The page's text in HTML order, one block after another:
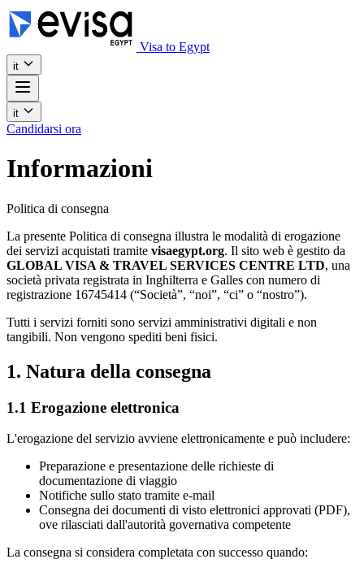
Visa to Egypt
it
it
Candidarsi ora
Informazioni
Politica di consegna
La presente Politica di consegna illustra le modalità di erogazione
dei servizi acquistati tramite visaegypt.org. Il sito web è gestito da
GLOBAL VISA & TRAVEL SERVICES CENTRE LTD, una
società privata registrata in Inghilterra e Galles con numero di
registrazione 16745414 (“Società”, “noi”, “ci” o “nostro”).
Tutti i servizi forniti sono servizi amministrativi digitali e non
tangibili. Non vengono spediti beni fisici.
1. Natura della consegna
1.1 Erogazione elettronica
L'erogazione del servizio avviene elettronicamente e può includere:
Preparazione e presentazione delle richieste di
documentazione di viaggio
Notifiche sullo stato tramite e-mail
Consegna dei documenti di visto elettronici approvati (PDF),
ove rilasciati dall'autorità governativa competente
La consegna si considera completata con successo quando: